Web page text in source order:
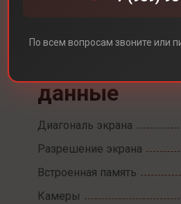
Apple iPad Pro 13 M5 Wi-Fi +
Apple iPad
данные
Диагональ экрана
Разрешение экрана
Встроенная память
Камеры
По всем вопросам звоните или